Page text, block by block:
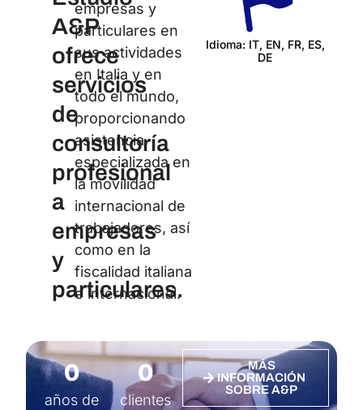
A&P
ofrece
servicios
de
consultoría
profesional
a
empresas
y
particulares.
empresas y
particulares en
sus actividades
en Italia y en
todo el mundo,
proporcionando
asistencia
especializada en
la movilidad
internacional de
trabajadores, así
como en la
fiscalidad italiana
e internacional.
Idioma: IT, EN, FR, ES,
DE
años de
0
clientes
0
MÁS
INFORMACIÓN
SOBRE A&P